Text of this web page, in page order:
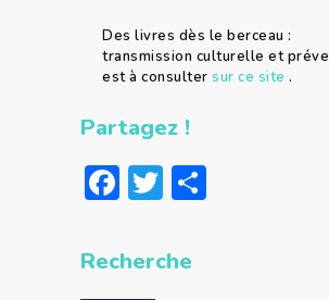
Des livres dès le berceau :
transmission culturelle et
est à consulter sur ce site .
Partagez !
Facebook
Twitter
Recherche